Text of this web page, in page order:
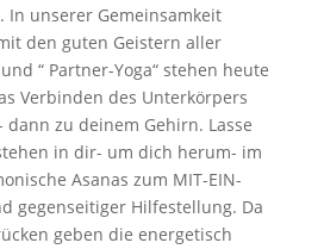
In unserer Gemeinsamkeit
den guten Geistern aller
“ Partner-Yoga“ stehen heute
Verbinden des Unterkörpers
zu deinem Gehirn. Lasse
in dir- um dich herum- im
Asanas zum MIT-EIN-
gegenseitiger Hilfestellung. Da
geben die energetisch